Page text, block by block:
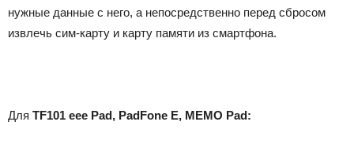
нужные данные с него, а непосредственно перед сбросом
извлечь сим-карту и карту памяти из смартфона.
Для TF101 eee Pad, PadFone E, MEMO Pad: